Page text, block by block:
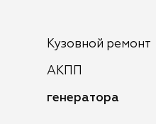
Кузовной ремонт
АКПП
генератора